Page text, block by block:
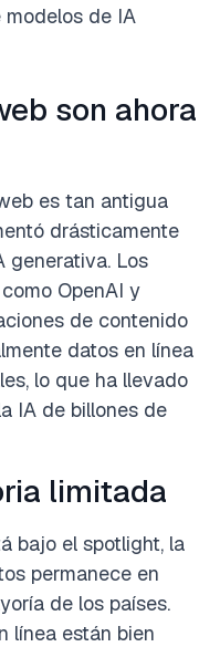
de IA
son ahora
es tan antigua
drásticamente
generativa. Los
OpenAI y
de contenido
datos en línea
lo que ha llevado
IA de billones de
limitada
bajo el spotlight, la
permanece en
de los países.
línea están bien